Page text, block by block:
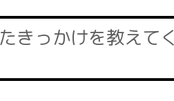
きっかけを教えてく